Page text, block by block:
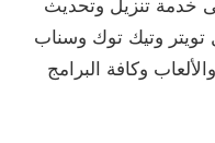
خدمة تنزيل وتحديث
تويتر وتيك توك وسناب
وكافة البرامج